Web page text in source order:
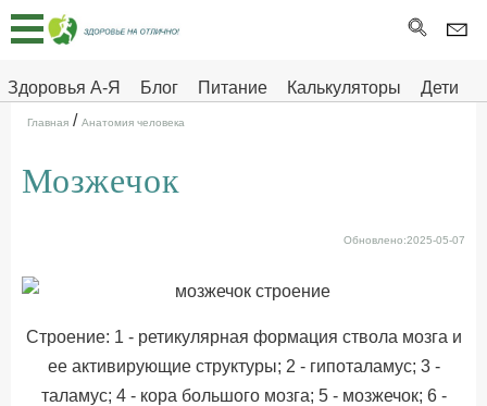
Здоровья А-Я Блог Питание Калькуляторы
Дети
Здоровье на отлично
Главная
Тесты
Про
ДЕТЯМ
Главная / Анатомия человека
Мозжечок
Обновлено:2025-05-07
Строение: 1 - ретикулярная формация ствола мозга и
ее активирующие структуры; 2 - гипоталамус; 3 -
таламус; 4 - кора большого мозга; 5 - мозжечок; 6 -